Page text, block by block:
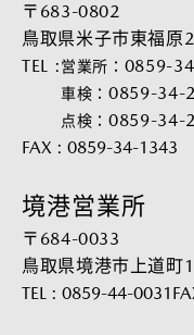
〒683-0802
鳥取県米子市東福原
TEL :営業所： 0859-
車検：0859-34-
点検：0859-34-
FAX : 0859-34-1343
境港営業所
〒684-0033
鳥取県境港市上道町
TEL : 0859-44-0031